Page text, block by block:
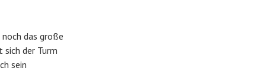
das große
der Turm
sein